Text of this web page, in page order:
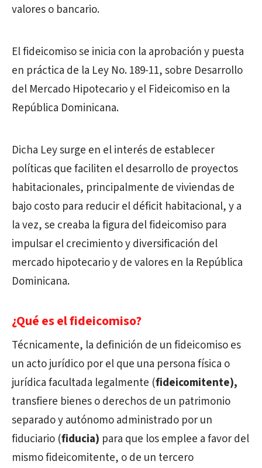
valores o bancario.
El fideicomiso se inicia con la aprobación y puesta
en práctica de la Ley No. 189-11, sobre Desarrollo
del Mercado Hipotecario y el Fideicomiso en la
República Dominicana.
Dicha Ley surge en el interés de establecer
políticas que faciliten el desarrollo de proyectos
habitacionales, principalmente de viviendas de
bajo costo para reducir el déficit habitacional, y a
la vez, se creaba la figura del fideicomiso para
impulsar el crecimiento y diversificación del
mercado hipotecario y de valores en la República
Dominicana.
¿Qué es el fideicomiso?
Técnicamente, la definición de un fideicomiso es
un acto jurídico por el que una persona física o
jurídica facultada legalmente (fideicomitente),
transfiere bienes o derechos de un patrimonio
separado y autónomo administrado por un
fiduciario (fiducia) para que los emplee a favor del
mismo fideicomitente, o de un tercero